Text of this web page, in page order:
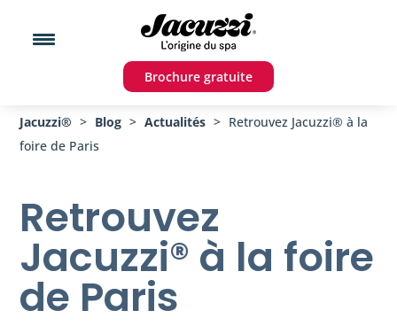
Brochure gratuite
Jacuzzi® > Blog > Actualités > Retrouvez Jacuzzi® à la
foire de Paris
Retrouvez
Jacuzzi® à la foire
de Paris